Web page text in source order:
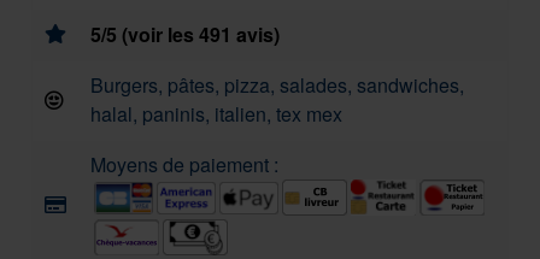
5/5 (voir les 491 avis)
Burgers, pâtes, pizza, salades, sandwiches,
halal, paninis, italien, tex mex
Moyens de paiement :